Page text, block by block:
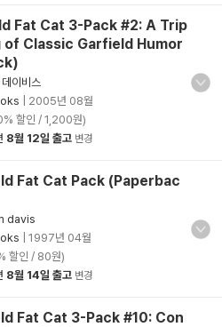
Fat Cat 3-Pack #2: A Trip
of Classic Garfield Humor
이비스
2005년 08월
할인 / 1,200원)
8월 12일 출고 변경
Fat Cat Pack (Paperbac
davis
1997년 04월
할인 / 80원)
8월 14일 출고 변경
Fat Cat 3-Pack #10: Con